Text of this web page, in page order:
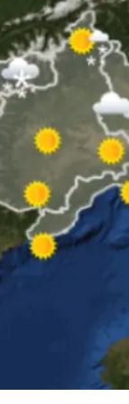
Europa
Altrecose
Mondiali calcio 2026